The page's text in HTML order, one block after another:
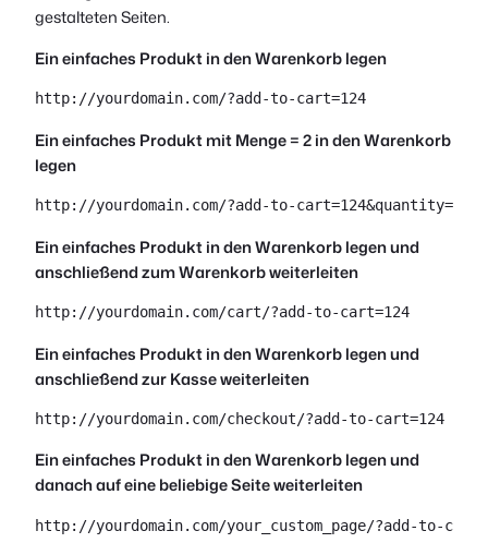
gestalteten Seiten.
Ein einfaches Produkt in den Warenkorb legen
http://yourdomain.com/?add-to-cart=124
Ein einfaches Produkt mit Menge = 2 in den Warenkorb
legen
http://yourdomain.com/?add-to-cart=124&quantity=2
Ein einfaches Produkt in den Warenkorb legen und
anschließend zum Warenkorb weiterleiten
http://yourdomain.com/cart/?add-to-cart=124
Ein einfaches Produkt in den Warenkorb legen und
anschließend zur Kasse weiterleiten
http://yourdomain.com/checkout/?add-to-cart=124
Ein einfaches Produkt in den Warenkorb legen und
danach auf eine beliebige Seite weiterleiten
http://yourdomain.com/your_custom_page/?add-to-